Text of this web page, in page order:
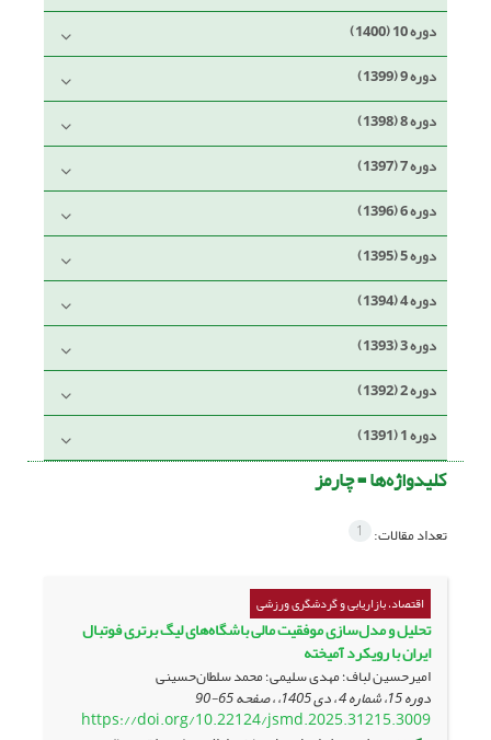
دوره 10 (1400)
دوره 9 (1399)
دوره 8 (1398)
دوره 7 (1397)
دوره 6 (1396)
دوره 5 (1395)
دوره 4 (1394)
دوره 3 (1393)
دوره 2 (1392)
دوره 1 (1391)
کلیدواژه‌ها =چارمز
تعداد مقالات: 1
اقتصاد، بازاریابی و گردشگری ورزشی
تحلیل و مدل‌سازی موفقیت مالی باشگاه‌های لیگ برتری فوتبال
ایران با رویکرد آمیخته
امیرحسین لباف؛ مهدی سلیمی؛ محمد سلطان‌حسینی
دوره 15، شماره 4 ، دی 1405، ، صفحه 65-90
https://doi.org/10.22124/jsmd.2025.31215.3009